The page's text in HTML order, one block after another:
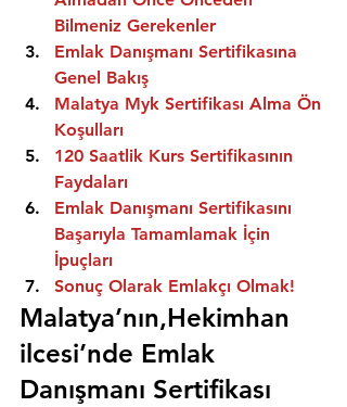
Bilmeniz Gerekenler
Emlak Danışmanı Sertifikasına
Genel Bakış
Malatya Myk Sertifikası Alma Ön
Koşulları
120 Saatlik Kurs Sertifikasının
Faydaları
Emlak Danışmanı Sertifikasını
Başarıyla Tamamlamak İçin
İpuçları
Sonuç Olarak Emlakçı Olmak!
Malatya’nın,Hekimhan
ilcesi’nde Emlak
Danışmanı Sertifikası